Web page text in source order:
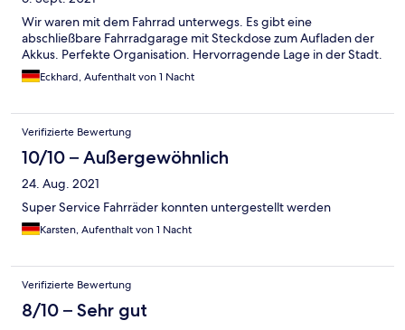
Wir waren mit dem Fahrrad unterwegs. Es gibt eine
abschließbare Fahrradgarage mit Steckdose zum Aufladen der
Akkus. Perfekte Organisation. Hervorragende Lage in der Stadt.
Eckhard, Aufenthalt von 1 Nacht
Verifizierte Bewertung
10/10 – Außergewöhnlich
24. Aug. 2021
Super Service Fahrräder konnten untergestellt werden
Karsten, Aufenthalt von 1 Nacht
Verifizierte Bewertung
8/10 – Sehr gut